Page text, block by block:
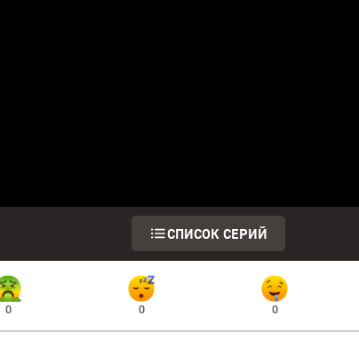
СПИСОК СЕРИЙ
0 0 0